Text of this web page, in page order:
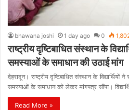
bhawana joshi 1 day ago 0
राष्ट्रीय दृष्टिबाधित संस्थान के
समस्याओं के समाधान की उठाई मांग
देहरादून। राष्ट्रीय दृष्टिबाधित संस्थान के
समस्याओं के समाधान को लेकर मांगपत्र सौंपा।
Read More »